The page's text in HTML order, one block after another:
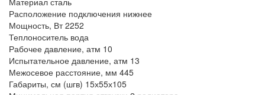
Расположение подключения нижнее
Мощность, Вт 2252
Теплоноситель вода
Рабочее давление, атм 10
Испытательное давление, атм 13
Межосевое расстояние, мм 445
Габариты, см (шгв) 15х55х105